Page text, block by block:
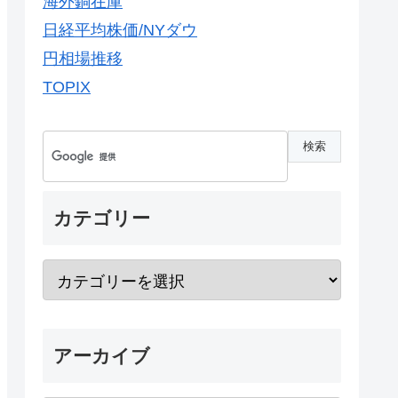
日経平均株価/NYダウ
円相場推移
TOPIX
カテゴリー
アーカイブ